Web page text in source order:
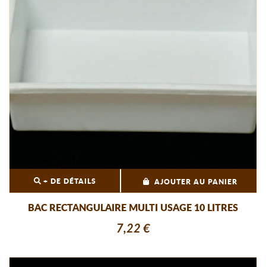
+ DE DÉTAILS AJOUTER AU PANIER
BAC RECTANGULAIRE MULTI USAGE 10 LITRES
7,22 €